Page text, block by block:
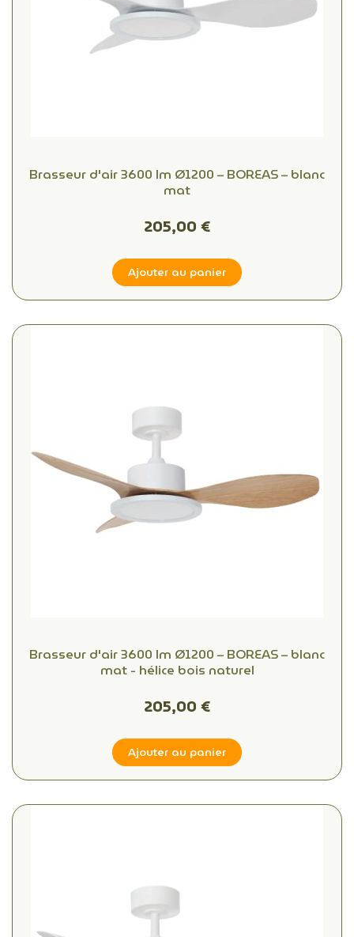
Brasseur d'air 3600 lm Ø1200 – BOREAS – blanc
mat
205,00 €
Ajouter au panier
Brasseur d'air 3600 lm Ø1200 – BOREAS – blanc
mat - hélice bois naturel
205,00 €
Ajouter au panier